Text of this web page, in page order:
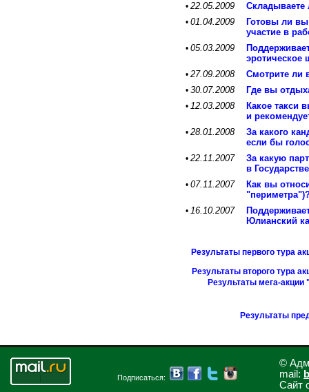
• 22.05.2009 Складываете
• 01.04.2009
Готовы ли
участие в
• 05.03.2009
эротическое
• 27.09.2008 Смотрите ли
• 30.07.2008 Где вы
• 12.03.2008
Какое такси
и
• 28.01.2008
За какого
если бы
• 22.11.2007
За какую
в
• 07.11.2007
Как вы
• 16.10.2007
Юлианский
Результаты первого тура
Результаты второго тура
Результаты мега-акции
Результаты
Подписаться:
©
mail:
Сайт